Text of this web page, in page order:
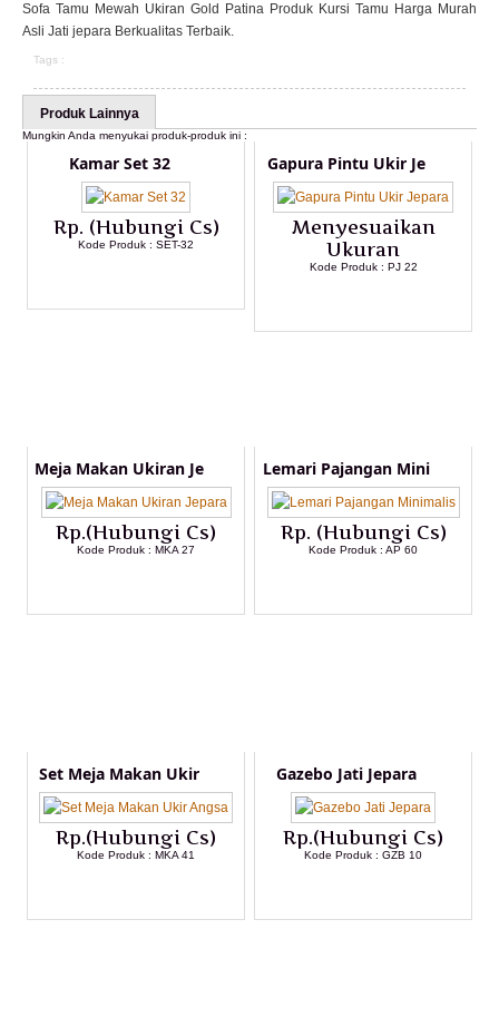
Sofa Tamu Mewah Ukiran Gold Patina Produk Kursi Tamu Harga Murah
Asli Jati jepara Berkualitas Terbaik.
Tags :
Produk Lainnya
Mungkin Anda menyukai produk-produk ini :
Kamar Set 32
Rp. (Hubungi Cs)
Kode Produk : SET-32
Gapura Pintu Ukir Je
Menyesuaikan
Ukuran
Kode Produk : PJ 22
Meja Makan Ukiran Je
Rp.(Hubungi Cs)
Kode Produk : MKA 27
Lemari Pajangan Mini
Rp. (Hubungi Cs)
Kode Produk : AP 60
Set Meja Makan Ukir
Rp.(Hubungi Cs)
Kode Produk : MKA 41
Gazebo Jati Jepara
Rp.(Hubungi Cs)
Kode Produk : GZB 10